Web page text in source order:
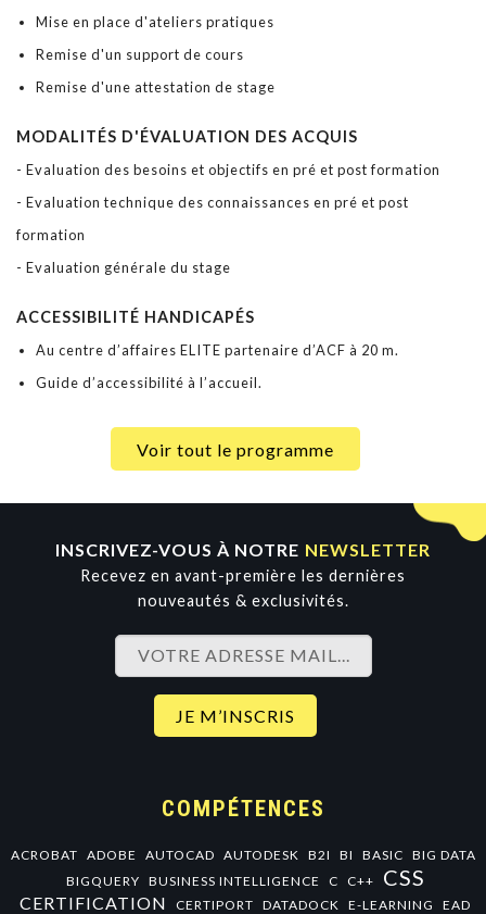
Mise en place d'ateliers pratiques
Remise d'un support de cours
Remise d'une attestation de stage
MODALITÉS D'ÉVALUATION DES ACQUIS
- Evaluation des besoins et objectifs en pré et post formation
- Evaluation technique des connaissances en pré et post
formation
- Evaluation générale du stage
ACCESSIBILITÉ HANDICAPÉS
Au centre d’affaires ELITE partenaire d’ACF à 20 m.
Guide d’accessibilité à l’accueil.
Voir tout le programme
INSCRIVEZ-VOUS À NOTRE NEWSLETTER
Recevez en avant-première les dernières
nouveautés & exclusivités.
COMPÉTENCES
ACROBAT ADOBE AUTOCAD AUTODESK B2I BI BASIC BIG DATA
BIGQUERY BUSINESS INTELLIGENCE C C++ CSS
CERTIFICATION CERTIPORT DATADOCK E-LEARNING EAD